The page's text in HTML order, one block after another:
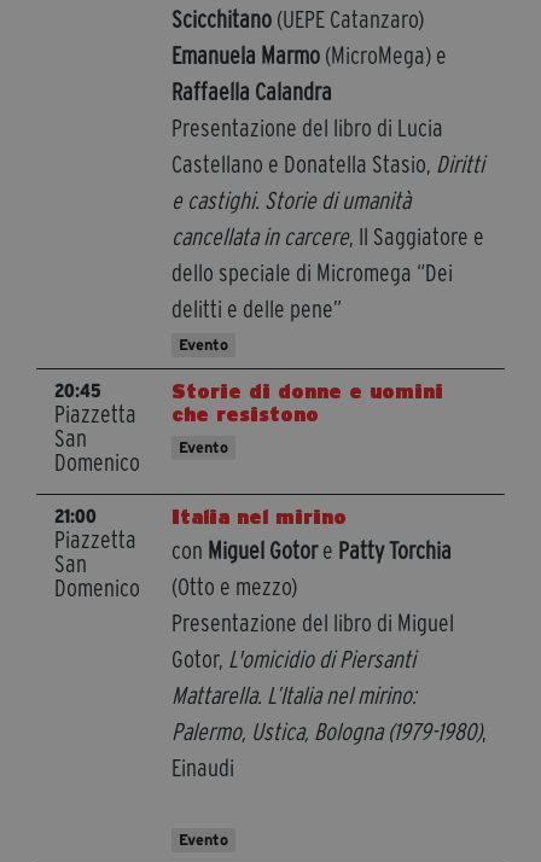
Scicchitano (UEPE Catanzaro)
Emanuela Marmo (MicroMega) e
Raffaella Calandra
Presentazione del libro di Lucia
Castellano e Donatella Stasio, Diritti
e castighi. Storie di umanità
cancellata in carcere, Il Saggiatore e
dello speciale di Micromega “Dei
delitti e delle pene”
Evento
20:45
Piazzetta
San
Domenico
Storie di donne e uomini
che resistono
Evento
21:00
Piazzetta
San
Domenico
Italia nel mirino
con Miguel Gotore Patty Torchia
(Otto e mezzo)
Presentazione del libro di Miguel
Gotor, L'omicidio di Piersanti
Mattarella. L’Italia nel mirino:
Palermo, Ustica, Bologna (1979-1980),
Einaudi
Evento